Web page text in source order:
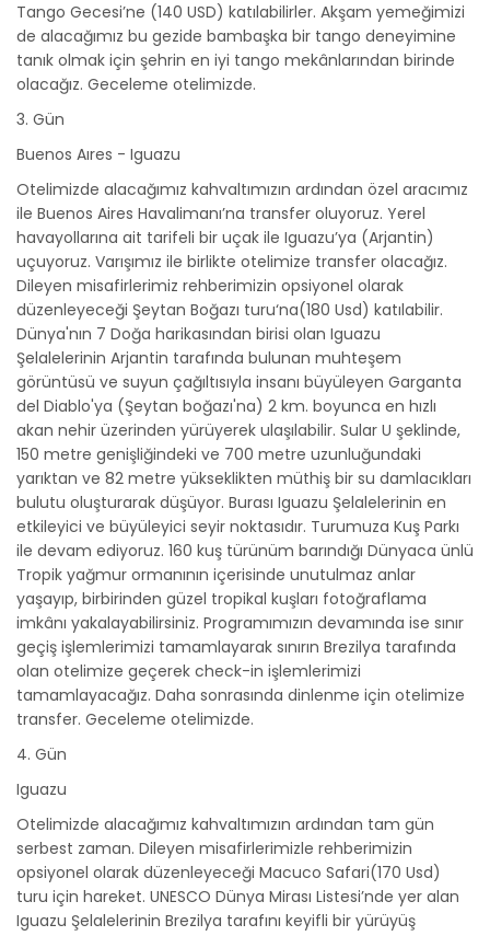
Tango Gecesi’ne (140 USD) katılabilirler. Akşam yemeğimizi
de alacağımız bu gezide bambaşka bir tango deneyimine
tanık olmak için şehrin en iyi tango mekânlarından birinde
olacağız. Geceleme otelimizde.
3. Gün
Buenos Aıres - Iguazu
Otelimizde alacağımız kahvaltımızın ardından özel aracımız
ile Buenos Aires Havalimanı’na transfer oluyoruz. Yerel
havayollarına ait tarifeli bir uçak ile Iguazu’ya (Arjantin)
uçuyoruz. Varışımız ile birlikte otelimize transfer olacağız.
Dileyen misafirlerimiz rehberimizin opsiyonel olarak
düzenleyeceği Şeytan Boğazı turu‘na(180 Usd) katılabilir.
Dünya'nın 7 Doğa harikasından birisi olan Iguazu
Şelalelerinin Arjantin tarafında bulunan muhteşem
görüntüsü ve suyun çağıltısıyla insanı büyüleyen Garganta
del Diablo'ya (Şeytan boğazı'na) 2 km. boyunca en hızlı
akan nehir üzerinden yürüyerek ulaşılabilir. Sular U şeklinde,
150 metre genişliğindeki ve 700 metre uzunluğundaki
yarıktan ve 82 metre yükseklikten müthiş bir su damlacıkları
bulutu oluşturarak düşüyor. Burası Iguazu Şelalelerinin en
etkileyici ve büyüleyici seyir noktasıdır. Turumuza Kuş Parkı
ile devam ediyoruz. 160 kuş türünüm barındığı Dünyaca ünlü
Tropik yağmur ormanının içerisinde unutulmaz anlar
yaşayıp, birbirinden güzel tropikal kuşları fotoğraflama
imkânı yakalayabilirsiniz. Programımızın devamında ise sınır
geçiş işlemlerimizi tamamlayarak sınırın Brezilya tarafında
olan otelimize geçerek check-in işlemlerimizi
tamamlayacağız. Daha sonrasında dinlenme için otelimize
transfer. Geceleme otelimizde.
4. Gün
Iguazu
Otelimizde alacağımız kahvaltımızın ardından tam gün
serbest zaman. Dileyen misafirlerimizle rehberimizin
opsiyonel olarak düzenleyeceği Macuco Safari(170 Usd)
turu için hareket. UNESCO Dünya Mirası Listesi’nde yer alan
Iguazu Şelalelerinin Brezilya tarafını keyifli bir yürüyüş